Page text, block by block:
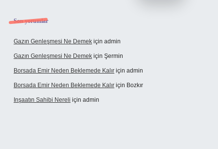
Son yorumlar
Gazın Genleşmesi Ne Demek için admin
Gazın Genleşmesi Ne Demek için Şermin
Borsada Emir Neden Beklemede Kalır için admin
Borsada Emir Neden Beklemede Kalır için Bozkır
Inşaatın Sahibi Nereli için admin